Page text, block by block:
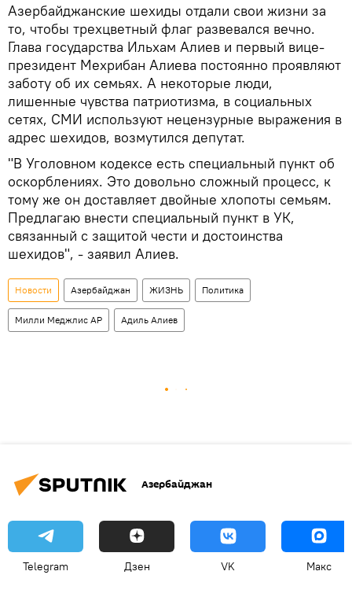
Азербайджанские шехиды отдали свои жизни за
то, чтобы трехцветный флаг развевался вечно.
Глава государства Ильхам Алиев и первый вице-
президент Мехрибан Алиева постоянно проявляют
заботу об их семьях. А некоторые люди,
лишенные чувства патриотизма, в социальных
сетях, СМИ используют нецензурные выражения в
адрес шехидов, возмутился депутат.
"В Уголовном кодексе есть специальный пункт об
оскорблениях. Это довольно сложный процесс, к
тому же он доставляет двойные хлопоты семьям.
Предлагаю внести специальный пункт в УК,
связанный с защитой чести и достоинства
шехидов", - заявил Алиев.
Новости Азербайджан ЖИЗНЬ Политика
Милли Меджлис АР Адиль Алиев
Азербайджан
Telegram Дзен VK Макс